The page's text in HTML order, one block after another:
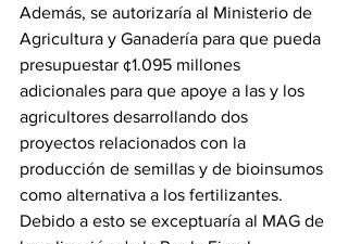
Además, se autorizaría al Ministerio de
Agricultura y Ganadería para que pueda
presupuestar ¢1.095 millones
adicionales para que apoye a las y los
agricultores desarrollando dos
proyectos relacionados con la
producción de semillas y de bioinsumos
como alternativa a los fertilizantes.
Debido a esto se exceptuaría al MAG de